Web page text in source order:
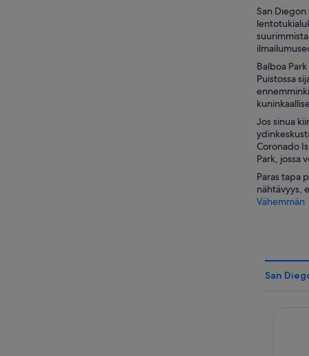
San
Balboa
Puistossa
Jos sinua
Coronado
Park, jossa
Paras tapa
nähtävyys,
Vähemmän
San